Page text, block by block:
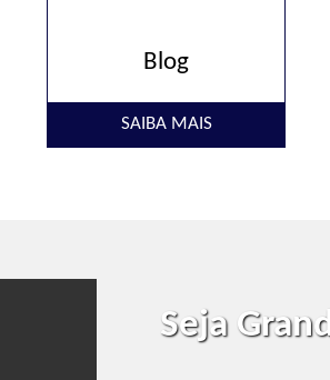
Blog
SAIBA MAIS
Seja